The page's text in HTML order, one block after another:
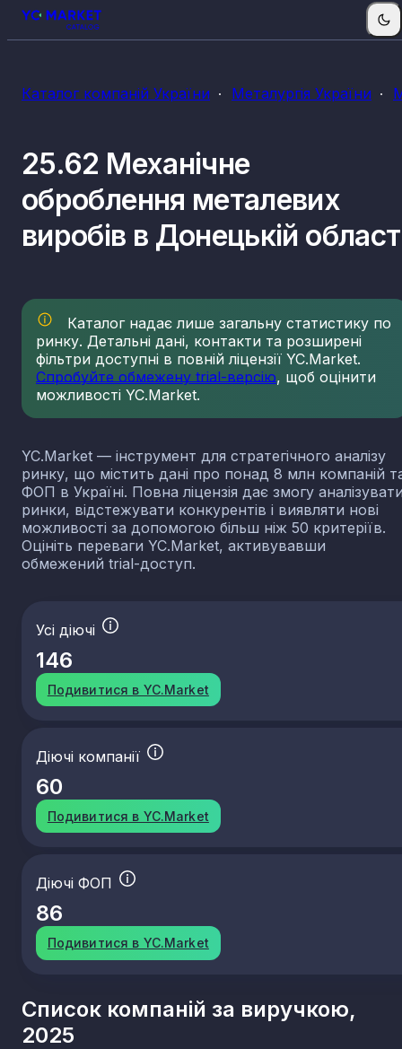
Каталог компаній України Металургія України
25.62 Механічне
оброблення металевих
виробів в Донецькій
Каталог надає лише загальну статистику по
ринку. Детальні дані, контакти та розширені
фільтри доступні в повній ліцензії YC.Market.
Спробуйте обмежену trial-версію, щоб оцінити
можливості YC.Market.
YC.Market — інструмент для стратегічного аналізу
ринку, що містить дані про понад 8 млн компаній
ФОП в Україні. Повна ліцензія дає змогу
ринки, відстежувати конкурентів і виявляти нові
можливості за допомогою більш ніж 50 критеріїв.
Оцініть переваги YC.Market, активувавши
обмежений trial-доступ.
Усі діючі
146
Подивитися в YC.Market
Діючі компанії
60
Подивитися в YC.Market
Діючі ФОП
86
Подивитися в YC.Market
Список компаній за виручкою,
2025